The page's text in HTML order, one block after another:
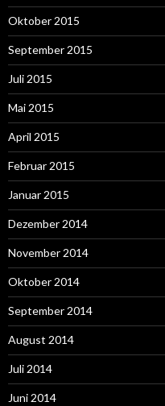
Oktober 2015
September 2015
Juli 2015
Mai 2015
April 2015
Februar 2015
Januar 2015
Dezember 2014
November 2014
Oktober 2014
September 2014
August 2014
Juli 2014
Juni 2014